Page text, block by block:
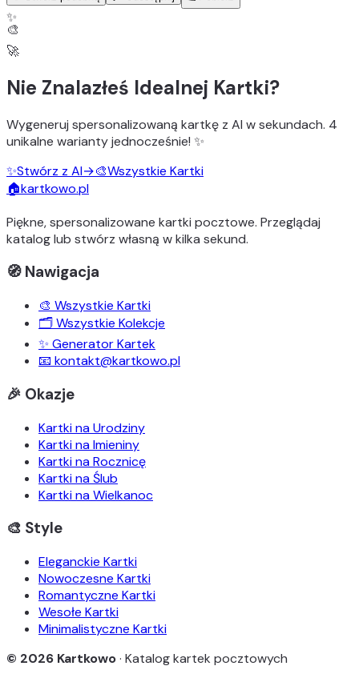
✨
🎨
🚀
Nie Znalazłeś Idealnej Kartki?
Wygeneruj spersonalizowaną kartkę z AI w sekundach. 4
unikalne wariantyjednocześnie! ✨
✨Stwórz z AI→🎨Wszystkie Kartki
🏠kartkowo.pl
Piękne, spersonalizowane kartki pocztowe. Przeglądaj
katalog lub stwórz własną w kilka sekund.
🧭 Nawigacja
🎨 Wszystkie Kartki
🗂️ Wszystkie Kolekcje
✨ Generator Kartek
📧 kontakt@kartkowo.pl
🎉 Okazje
Kartki na Urodziny
Kartki na Imieniny
Kartki na Rocznicę
Kartki na Ślub
Kartki na Wielkanoc
🎨 Style
Eleganckie Kartki
Nowoczesne Kartki
Romantyczne Kartki
Wesołe Kartki
Minimalistyczne Kartki
© 2026 Kartkowo· Katalog kartek pocztowych